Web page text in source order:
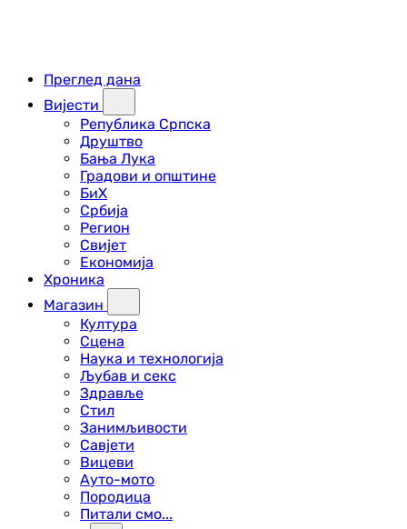
Преглед дана
Вијести
Република Српска
Друштво
Бања Лука
Градови и општине
БиХ
Србија
Регион
Свијет
Економија
Хроника
Магазин
Култура
Сцена
Наука и технологија
Љубав и секс
Здравље
Стил
Занимљивости
Савјети
Вицеви
Ауто-мото
Породица
Питали смо...